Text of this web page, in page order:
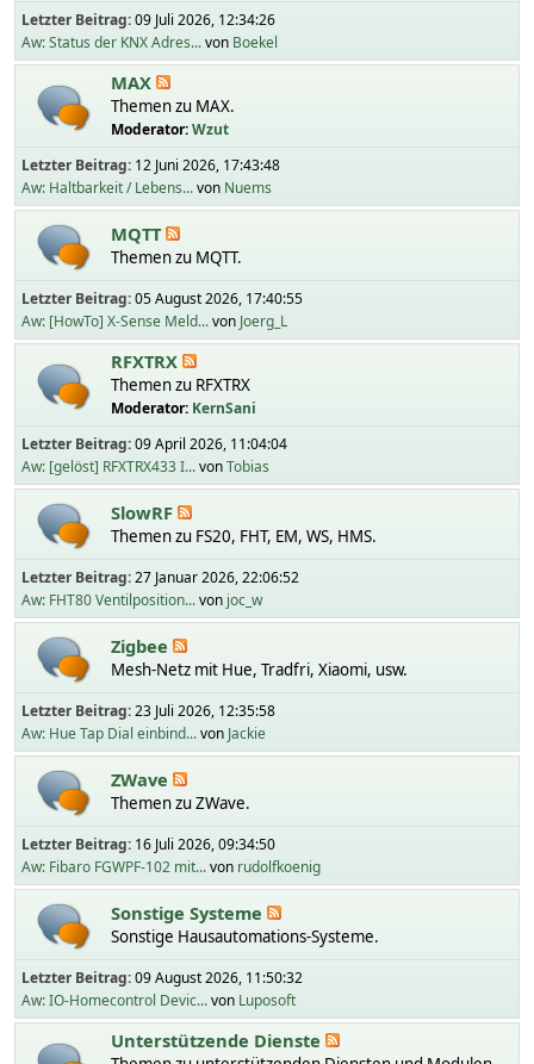
Letzter Beitrag:09 Juli 2026, 12:34:26
Aw: Status der KNX Adres...von Boekel
MAX
Themen zu MAX.
Moderator:Wzut
Letzter Beitrag: 12 Juni 2026, 17:43:48
Aw: Haltbarkeit / Lebens...von Nuems
MQTT
Themen zu MQTT.
Letzter Beitrag:05 August 2026, 17:40:55
Aw: [HowTo] X-Sense Meld...von Joerg_L
RFXTRX
Themen zu RFXTRX
Moderator: KernSani
Letzter Beitrag:09 April 2026, 11:04:04
Aw: [gelöst] RFXTRX433 I...vonTobias
SlowRF
Themen zu FS20, FHT, EM, WS, HMS.
Letzter Beitrag:27 Januar 2026, 22:06:52
Aw: FHT80 Ventilposition...von joc_w
Zigbee
Mesh-Netz mit Hue, Tradfri, Xiaomi, usw.
Letzter Beitrag:23 Juli 2026, 12:35:58
Aw: Hue Tap Dial einbind...von Jackie
ZWave
Themen zu ZWave.
Letzter Beitrag: 16 Juli 2026, 09:34:50
Aw: Fibaro FGWPF-102 mit...von rudolfkoenig
Sonstige Systeme
Sonstige Hausautomations-Systeme.
Letzter Beitrag:09 August 2026, 11:50:32
Aw: IO-Homecontrol Devic...von Luposoft
Unterstützende Dienste